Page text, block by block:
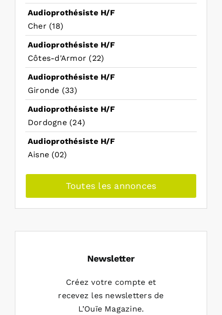
Audioprothésiste H/F
Cher (18)
Audioprothésiste H/F
Côtes-d'Armor (22)
Audioprothésiste H/F
Gironde (33)
Audioprothésiste H/F
Dordogne (24)
Audioprothésiste H/F
Aisne (02)
Toutes les annonces
Newsletter
Créez votre compte et
recevez les newsletters de
L’Ouïe Magazine.